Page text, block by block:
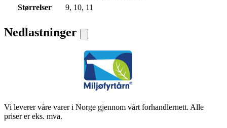
Størrelser
9, 10, 11
Nedlastninger
Vi leverer våre varer i Norge gjennom vårt forhandlernett. Alle
priser er eks. mva.